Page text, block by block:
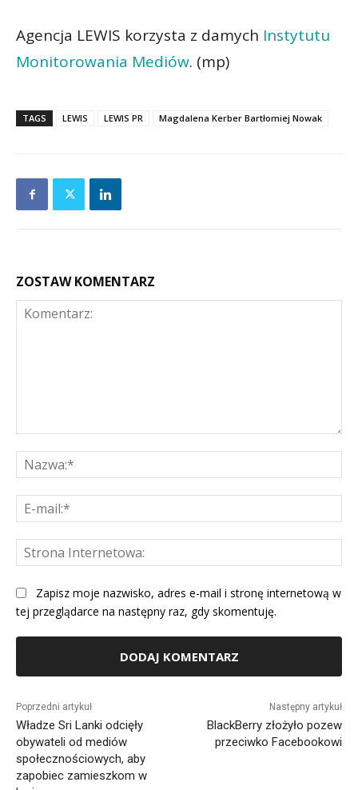
Agencja LEWIS korzysta z damych Instytutu
Monitorowania Mediów. (mp)
TAGS LEWIS LEWIS PR Magdalena Kerber Bartłomiej Nowak
ZOSTAW KOMENTARZ
Zapisz moje nazwisko, adres e-mail i stronę internetową w
tej przeglądarce na następny raz, gdy skomentuję.
Poprzedni artykuł
Władze Sri Lanki odcięły
obywateli od mediów
społecznościowych, aby
zapobiec zamieszkom w
Następny artykuł
BlackBerry złożyło pozew
przeciwko Facebookowi